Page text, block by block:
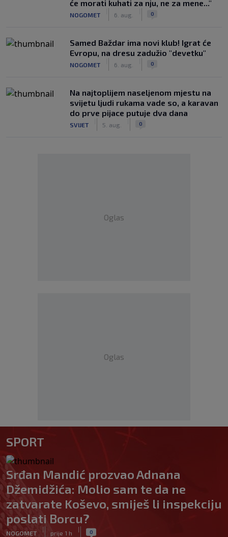
će morati kuhati za nju, ne za mene..."
NOGOMET 6. aug. 0
Samed Baždar ima novi klub! Igrat će
Evropu, na dresu zadužio "devetku"
NOGOMET 6. aug. 0
Na najtoplijem naseljenom mjestu na
svijetu ljudi rukama vade so, a karavan
do prve pijace putuje dva dana
SVIJET 5. aug. 0
Oglas
Oglas
SPORT
Srđan Mandić prozvao Adnana
Džemidžića: Molio sam te da ne
zatvarate Koševo, smiješ li inspekciju
poslati Borcu?
NOGOMET
|
prije 1 h
| 0